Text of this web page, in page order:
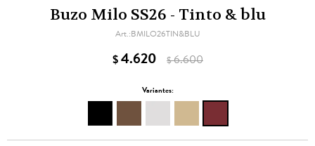
Buzo Milo SS26 - Tinto & blu
BMILO26TIN&BLU
$4.620 $6.600
Variantes: